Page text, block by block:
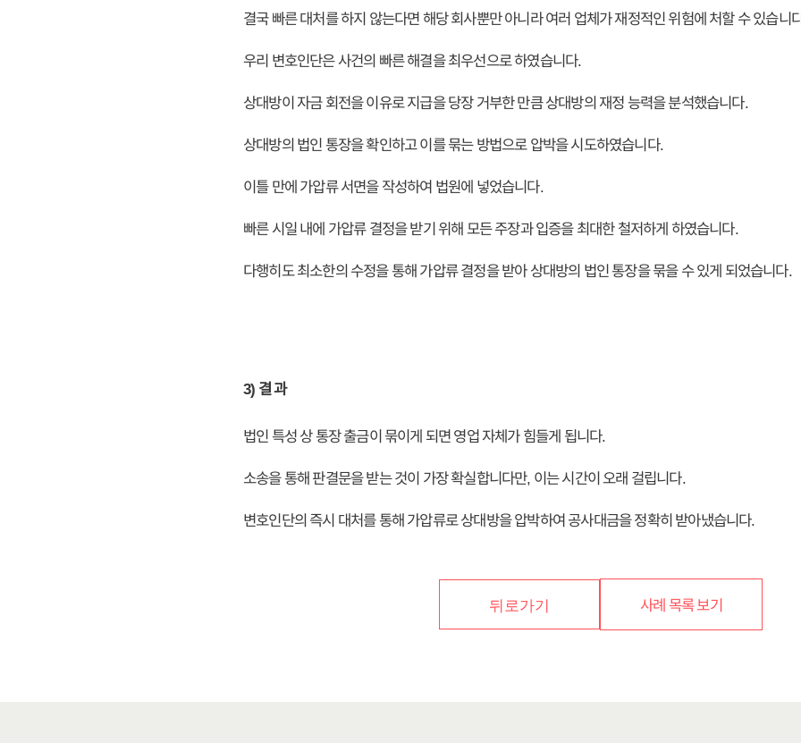
결국 빠른 대처를 하지 않는다면 해당 회사뿐만 아니라 여러 업체가 재정적인 위험에 처할 수 있습니
우리 변호인단은 사건의 빠른 해결을 최우선으로 하였습니다.
상대방이 자금 회전을 이유로 지급을 당장 거부한 만큼 상대방의 재정 능력을 분석했습니다.
상대방의 법인 통장을 확인하고 이를 묶는 방법으로 압박을 시도하였습니다.
이틀 만에 가압류 서면을 작성하여 법원에 넣었습니다.
빠른 시일 내에 가압류 결정을 받기 위해 모든 주장과 입증을 최대한 철저하게 하였습니다.
다행히도 최소한의 수정을 통해 가압류 결정을 받아 상대방의 법인 통장을 묶을 수 있게 되었습니다.
3) 결 과
법인 특성 상 통장 출금이 묶이게 되면 영업 자체가 힘들게 됩니다.
소송을 통해 판결문을 받는 것이 가장 확실합니다만, 이는 시간이 오래 걸립니다.
변호인단의 즉시 대처를 통해 가압류로 상대방을 압박하여 공사대금을 정확히 받아냈습니다.
뒤로가기 사례 목록 보기